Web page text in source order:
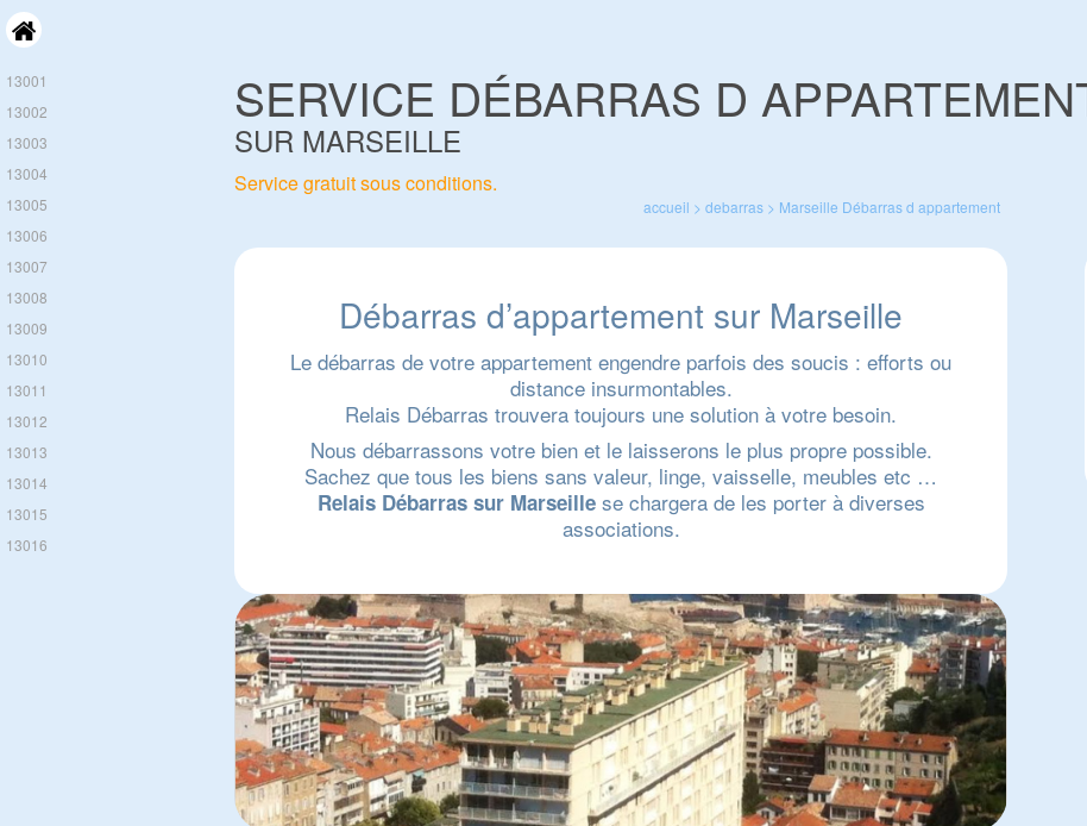
SERVICE DÉBARRAS D
SUR MARSEILLE
Service gratuit sous conditions.
accueil > debarras > Marseille Débarras d appartement
Débarras d’appartement sur Marseille
Le débarras de votre appartement engendre parfois des soucis : efforts ou
distance insurmontables.
Relais Débarras trouvera toujours une solution à votre besoin.
Nous débarrassons votre bien et le laisserons le plus propre possible.
Sachez que tous les biens sans valeur, linge, vaisselle, meubles etc …
Relais Débarras sur Marseillese chargera de les porter à diverses
associations.
13001
13002
13003
13004
13005
13006
13007
13008
13009
13010
13011
13012
13013
13014
13015
13016